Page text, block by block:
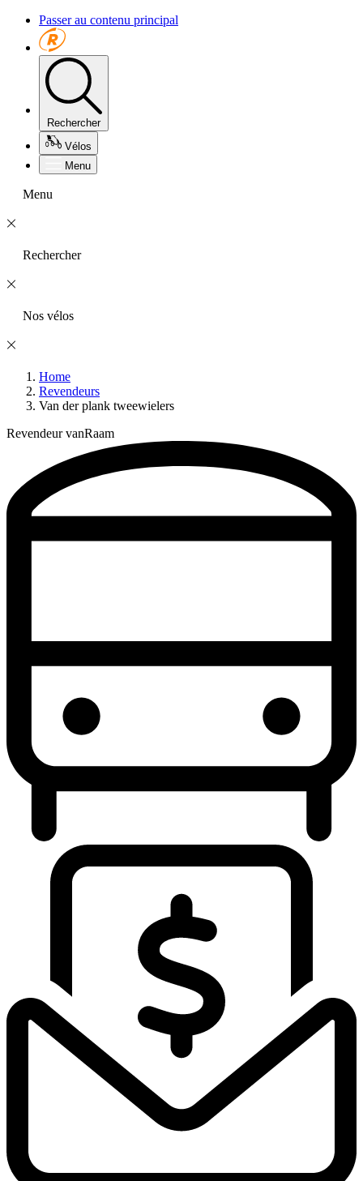
Passer au contenu principal
Rechercher
Vélos
Menu
Menu
Rechercher
Nos vélos
Home
Revendeurs
Van der plank tweewielers
Revendeur vanRaam